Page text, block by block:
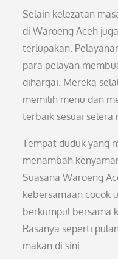
Selain kelezatan
di Waroeng Aceh
terlupakan.
para pelayan
dihargai. Mereka
memilih menu dan
terbaik sesuai selera
Tempat duduk yang
menambah
Suasana Waroeng
kebersamaan cocok
berkumpul bersama
Rasanya seperti
makan di sini.